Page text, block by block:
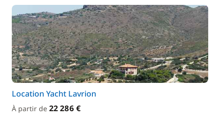
Location Yacht Lavrion
À partir de 22 286 €